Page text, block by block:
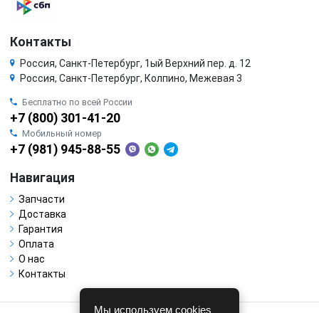
Контакты
Россия, Санкт-Петербург, 1ый Верхний пер. д. 12
Россия, Санкт-Петербург, Колпино, Межевая 3
Бесплатно по всей России
+7 (800) 301-41-20
Мобильный номер
+7 (981) 945-88-55
Навигация
Запчасти
Доставка
Гарантия
Оплата
О нас
Контакты
Мы используем cookies